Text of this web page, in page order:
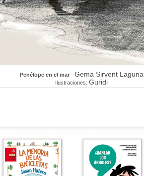
Penélope en el mar- Gema Sirvent Laguna
Ilustraciones: Guridi